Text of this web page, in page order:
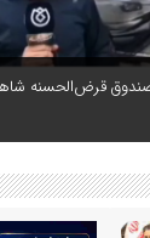
قرض‌الحسنه